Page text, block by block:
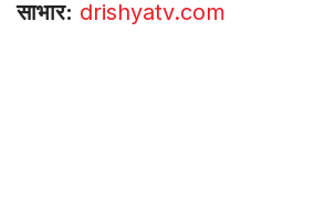
साभार: drishyatv.com